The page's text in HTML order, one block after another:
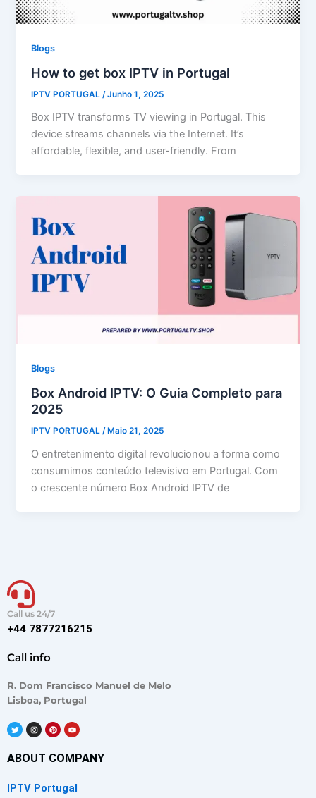
Blogs
How to get box IPTV in Portugal
IPTV PORTUGAL /Junho 1, 2025
Box IPTV transforms TV viewing in Portugal. This
device streams channels via the Internet. It’s
affordable, flexible, and user-friendly. From
Blogs
Box Android IPTV: O Guia Completo para
2025
IPTV PORTUGAL/ Maio 21, 2025
O entretenimento digital revolucionou a forma como
consumimos conteúdo televisivo em Portugal. Com
o crescente número Box Android IPTV de
Call us 24/7
+44 7877216215
Call info
R. Dom Francisco Manuel de Melo
Lisboa, Portugal
T
w
i
t
e
I
n
s
a
g
m
P
i
n
e
r
t
Y
o
u
u
b
ABOUT COMPANY
IPTV Portugal